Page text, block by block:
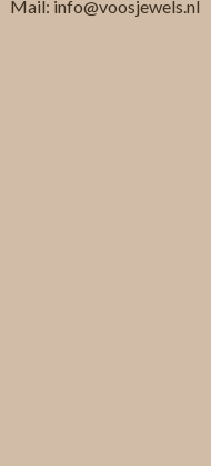
Mail: info@voosjewels.nl